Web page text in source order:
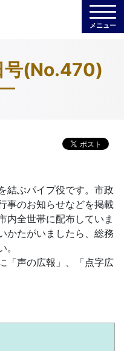
メニュー
号(No.470)
結ぶパイプ役です。市政
事のお知らせなどを掲載
内全世帯に配布していま
かたがいましたら、総務
「声の広報」、「点字広